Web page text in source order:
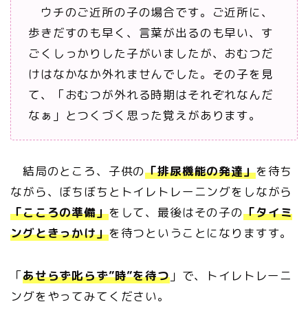
ウチのご近所の子の場合です。ご近所に、
歩きだすのも早く、言葉が出るのも早い、す
ごくしっかりした子がいましたが、おむつだ
けはなかなか外れませんでした。その子を見
て、「おむつが外れる時期はそれぞれなんだ
なぁ」とつくづく思った覚えがあります。
結局のところ、子供の「排尿機能の発達」を待ち
ながら、ぼちぼちとトイレトレーニングをしながら
「こころの準備」をして、最後はその子の「タイミ
ングときっかけ」を待つということになりますす。
「あせらず叱らず”時”を待つ」で、トイレトレーニ
ングをやってみてください。